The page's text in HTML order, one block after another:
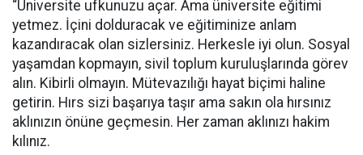
“Üniversite ufkunuzu açar. Ama üniversite eğitimi
yetmez. İçini dolduracak ve eğitiminize anlam
kazandıracak olan sizlersiniz. Herkesle iyi olun. Sosyal
yaşamdan kopmayın, sivil toplum kuruluşlarında görev
alın. Kibirli olmayın. Mütevazılığı hayat biçimi haline
getirin. Hırs sizi başarıya taşır ama sakın ola hırsınız
aklınızın önüne geçmesin. Her zaman aklınızı hakim
kılınız.